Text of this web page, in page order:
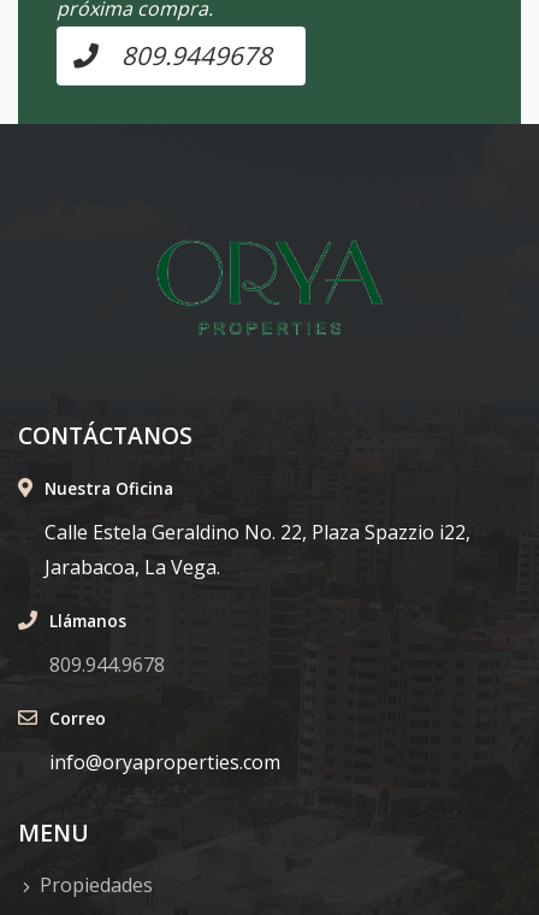
próxima compra.
809.9449678
CONTÁCTANOS
Nuestra Oficina
Calle Estela Geraldino No. 22, Plaza Spazzio i22,
Jarabacoa, La Vega.
Llámanos
809.944.9678
Correo
info@oryaproperties.com
MENU
Propiedades